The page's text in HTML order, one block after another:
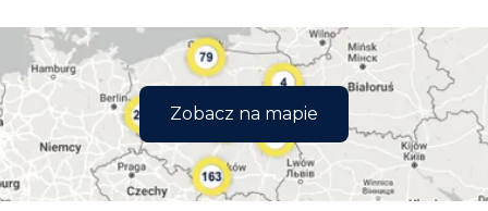
lubelskie
lubuskie
łódzkie
małopolskie
mazowieckie
Zobacz na mapie